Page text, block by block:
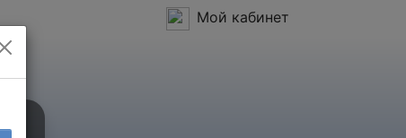
Мой кабинет